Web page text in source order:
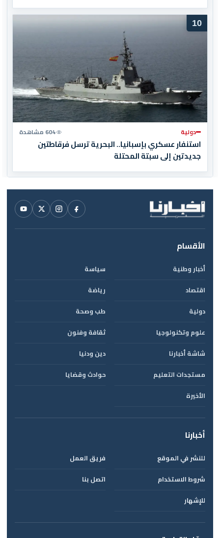
10
دولية 604 مشاهدة
استنفار عسكري بإسبانيا.. البحرية ترسل فرقاطتين
جديدتين إلى سبتة المحتلة
الأقسام
أخبار وطنية
سياسة
اقتصاد
رياضة
دولية
طب وصحة
علوم وتكنولوجيا
ثقافة وفنون
شاشة أخبارنا
دين ودنيا
مستجدات التعليم
حوادث وقضايا
الأخيرة
أخبارنا
للنشر في الموقع
فريق العمل
شروط الاستخدام
اتصل بنا
للإشهار